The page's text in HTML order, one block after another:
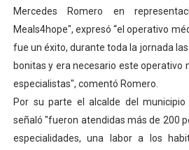
Mercedes Romero en
Meals4hope", expresó “el operativo
fue un éxito, durante toda la jornada
bonitas y era necesario este operativo
especialistas", comentó Romero.
Por su parte el alcalde del
señaló "fueron atendidas más de 200
especialidades, una labor a los